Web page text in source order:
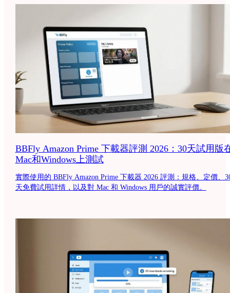
BBFly Amazon Prime 下載器評測 2026：30天試用版
Mac和Windows上測試
實際使用的 BBFly Amazon Prime 下載器 2026 評測：規格、定價、
天免費試用詳情，以及對 Mac 和 Windows 用戶的誠實評價。